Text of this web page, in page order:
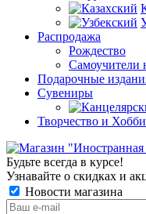
Распродажа
Рождество
Самоучители
Подарочные
Сувениры
Творчество и Хобби
Будьте всегда в курсе!
Узнавайте о скидках и
Новости магазина